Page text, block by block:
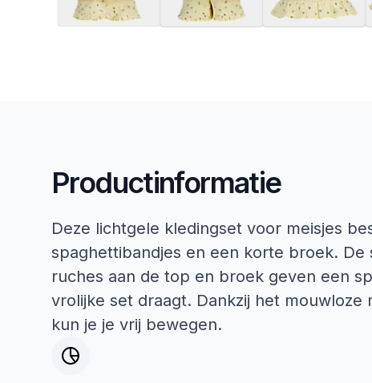
Productinformatie
Deze lichtgele kleding­set voor meisjes
spaghettibandjes en een korte broek.
ruches aan de top en broek geven een
vrolijke set draagt. Dankzij het
kun je je vrij bewegen.